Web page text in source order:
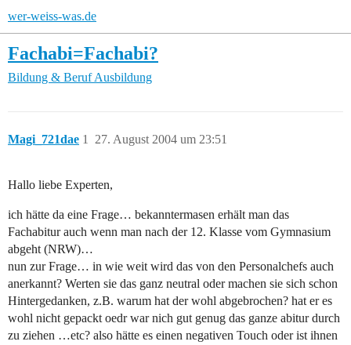
wer-weiss-was.de
Fachabi=Fachabi?
Bildung & Beruf Ausbildung
Magi_721dae 27. August 2004 um 23:51
1
Hallo liebe Experten,
ich hätte da eine Frage… bekanntermasen erhält man das
Fachabitur auch wenn man nach der 12. Klasse vom Gymnasium
abgeht (NRW)…
nun zur Frage… in wie weit wird das von den Personalchefs auch
anerkannt? Werten sie das ganz neutral oder machen sie sich schon
Hintergedanken, z.B. warum hat der wohl abgebrochen? hat er es
wohl nicht gepackt oedr war nich gut genug das ganze abitur durch
zu ziehen …etc? also hätte es einen negativen Touch oder ist ihnen